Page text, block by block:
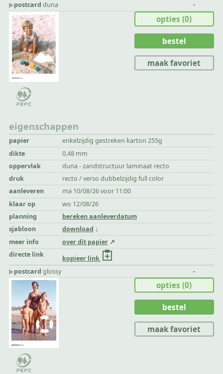
▶︎postcard duna -
eigenschappen
papier
enkelzijdig gestreken karton 255g
dikte
0,48 mm
oppervlak
duna - zandstructuur laminaat recto
druk
recto / verso dubbelzijdig full color
aanleveren
ma 10/08/26 voor 11:00
klaar op
wo 12/08/26
planning
bereken aanleverdatum
sjabloon
download
meer info
over dit papier
directe link
kopieer link
opties(0)
bestel
maak favoriet
▶︎postcard glossy -
opties(0)
bestel
maak favoriet